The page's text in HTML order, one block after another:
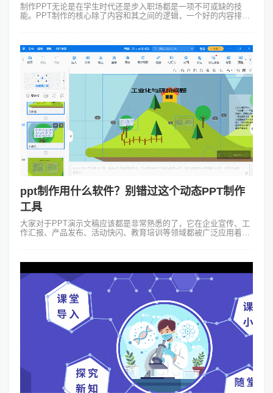
制作PPT无论是在学生时代还是步入职场都是一项不可或缺的技
能。PPT制作的核心除了内容和其之间的逻辑，一个好的内容排版
ppt制作用什么软件？别错过这个动态PPT制作
工具
大家对于PPT演示文稿应该都是非常熟悉的了，它在企业宣传、工
作汇报、产品发布、活动快闪、教育培训等领域都被广泛应用着。